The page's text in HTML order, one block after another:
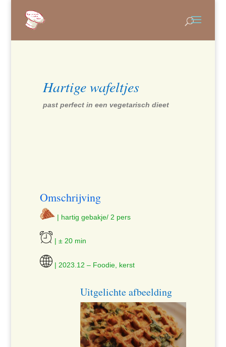
Hartige wafeltjes
past perfect in een vegetarisch dieet
Omschrijving
| hartig gebakje/ 2 pers
| ± 20 min
| 2023.12 – Foodie, kerst
Uitgelichte afbeelding